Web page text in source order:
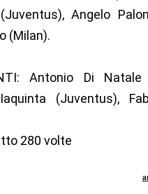
Angelo
(Milan).
Antonio Di
(Juventus),
280 volte